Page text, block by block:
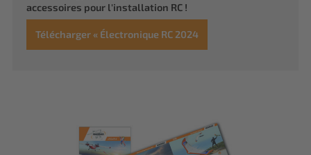
accessoires pour l'installation RC !
Télécharger « Électronique RC 2024